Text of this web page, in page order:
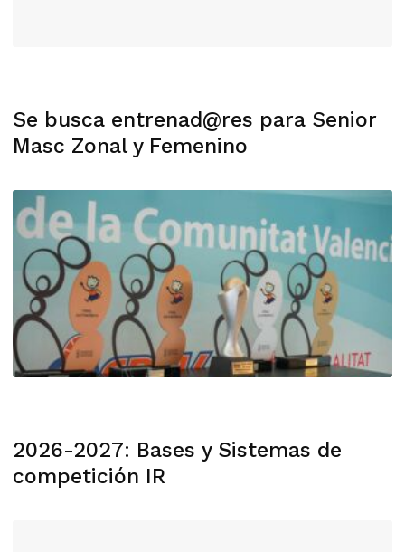
Se busca entrenad@res para Senior
Masc Zonal y Femenino
2026-2027: Bases y Sistemas de
competición IR